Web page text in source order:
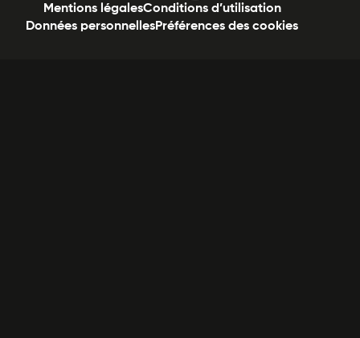
Mentions légalesConditions d’utilisation
Données personnellesPréférences des cookies